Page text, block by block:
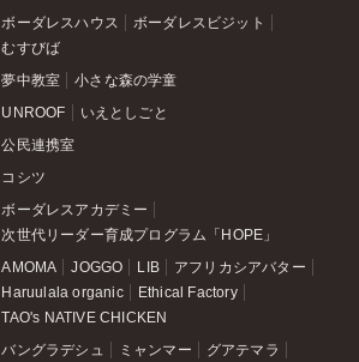
ボーダレスハウス
ボーダレスビジット
むすびば
夢中教室 小さな森の学童
UNROOF いえとしごと
公民連携室
コシツ
ボーダレスアカデミー
次世代リーダー育成プログラム「HOPE」
AMOMA JOGGO LIB
アフリカシアバター
Haruulala organic
Ethical Factory
TAO's NATIVE CHICKEN
バングラデシュ ミャンマー
グアテマラ